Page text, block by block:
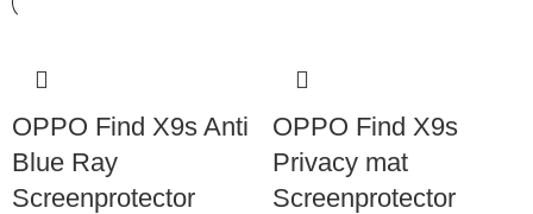
OPPO Find X9s Anti
Blue Ray
Screenprotector
OPPO Find X9s
Privacy mat
Screenprotector